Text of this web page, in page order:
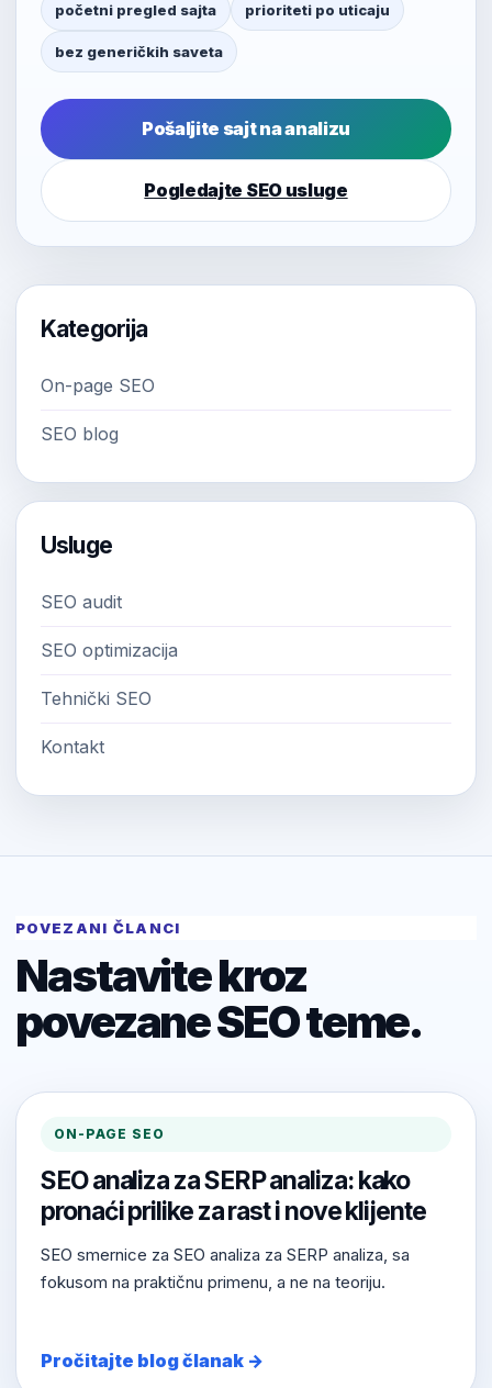
početni pregled sajta prioriteti po uticaju
bez generičkih saveta
Pošaljite sajt na analizu
Pogledajte SEO usluge
Kategorija
On-page SEO
SEO blog
Usluge
SEO audit
SEO optimizacija
Tehnički SEO
Kontakt
POVEZANI ČLANCI
Nastavite kroz
povezane SEO teme.
ON-PAGE SEO
SEO analiza za SERP analiza: kako
pronaći prilike za rast i nove klijente
SEO smernice za SEO analiza za SERP analiza, sa
fokusom na praktičnu primenu, a ne na teoriju.
Pročitajte blog članak →